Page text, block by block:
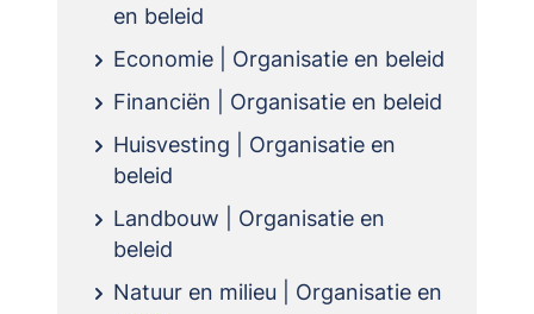
en beleid
Economie | Organisatie en beleid
Financiën | Organisatie en beleid
Huisvesting | Organisatie en
beleid
Landbouw | Organisatie en
beleid
Natuur en milieu | Organisatie en